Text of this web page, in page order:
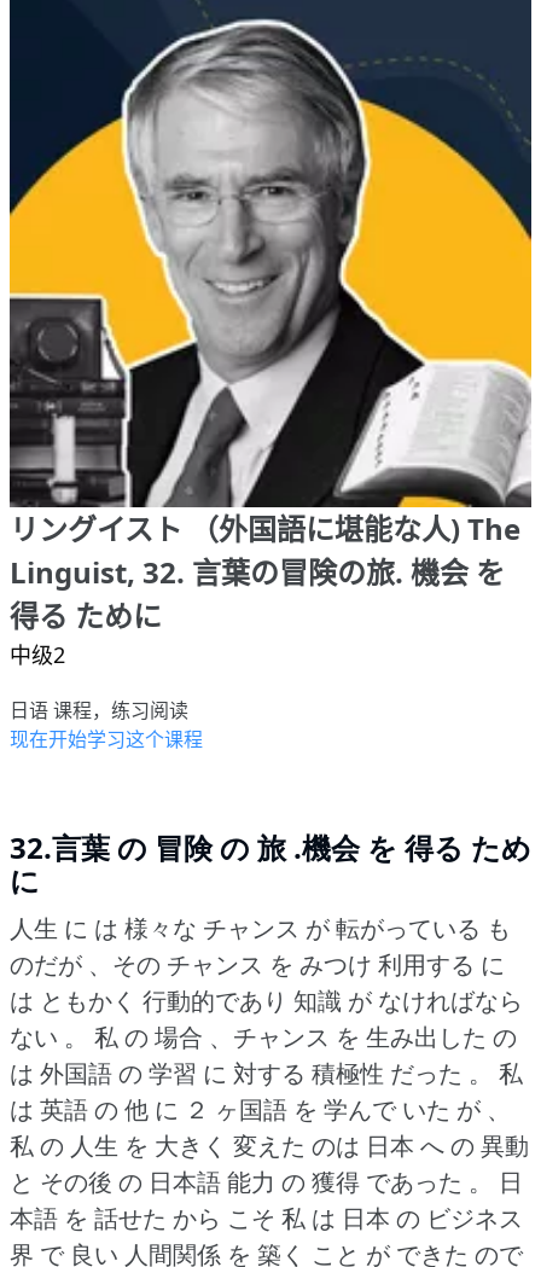
リングイスト （外国語に堪能な人) The
Linguist, 32. 言葉の冒険の旅. 機会 を
得る ために
中级2
日语 课程，练习阅读
现在开始学习这个课程
32.言葉 の 冒険 の 旅 .機会 を 得る ため
に
人生 に は 様々な チャンス が 転がっている も
のだが 、その チャンス を みつけ 利用する に
は ともかく 行動的であり 知識 が なければなら
ない 。
私 の 場合 、チャンス を 生み出した の
は 外国語 の 学習 に 対する 積極性 だった 。
私
は 英語 の 他 に ２ ヶ国語 を 学んで いた が 、
私 の 人生 を 大きく 変えた のは 日本 へ の 異動
と その後 の 日本語 能力 の 獲得 であった 。
日
本語 を 話せた から こそ 私 は 日本 の ビジネス
界 で 良い 人間関係 を 築く こと が できた ので